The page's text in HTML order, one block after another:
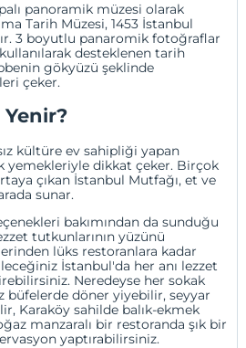
panoramik müzesi olarak
Tarih Müzesi, 1453 İstanbul
3 boyutlu panaromik fotoğraflar
desteklenen tarih
gökyüzü şeklinde
çeker.
kültüre ev sahipliği yapan
yemekleriyle dikkat çeker. Birçok
çıkan İstanbul Mutfağı, et ve
sunar.
bakımından da sunduğu
tutkunlarının yüzünü
lüks restoranlara kadar
İstanbul'da her anı lezzet
Neredeyse her sokak
büfelerde döner yiyebilir, seyyar
Karaköy sahilde balık-ekmek
manzaralı bir restoranda şık bir
yaptırabilirsiniz.